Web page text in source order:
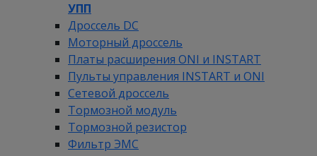
УПП
Дроссель DC
Моторный дроссель
Платы расширения ONI и INSTART
Пульты управления INSTART и ONI
Сетевой дроссель
Тормозной модуль
Тормозной резистор
Фильтр ЭМС